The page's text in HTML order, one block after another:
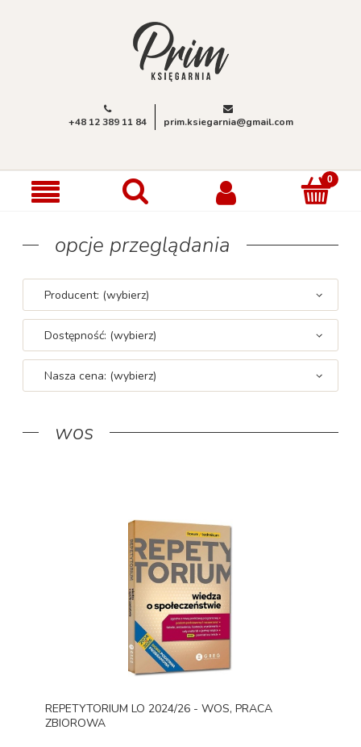
+48 12 389 11 84 prim.ksiegarnia@gmail.com
opcje przeglądania
Producent: (wybierz)
Dostępność: (wybierz)
Nasza cena: (wybierz)
wos
REPETYTORIUM LO 2024/26 - WOS, PRACA
ZBIOROWA